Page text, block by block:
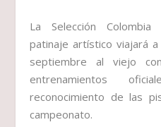
La Selección
patinaje artístico viajará
septiembre al viejo
entrenamientos
reconocimiento de las
campeonato.